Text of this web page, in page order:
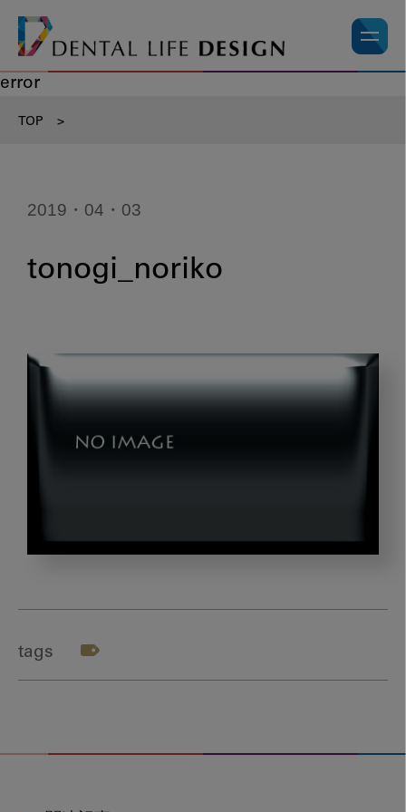
error
TOP >
2019・04・03
tonogi_noriko
tags